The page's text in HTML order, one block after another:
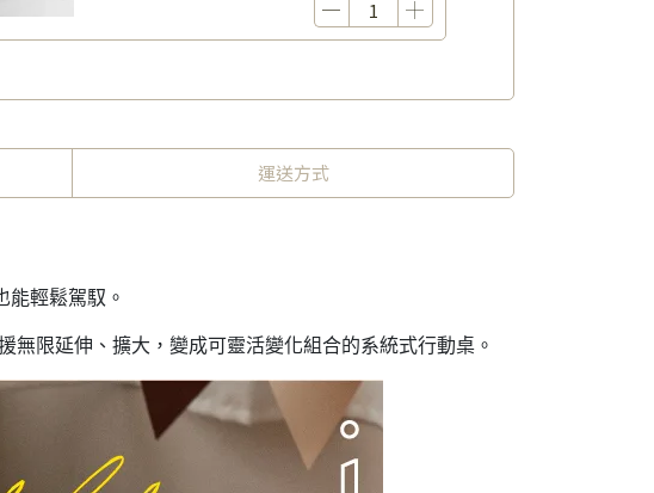
運送方式
輕鬆駕馭。
限延伸、擴大，變成可靈活變化組合的系統式行動桌。